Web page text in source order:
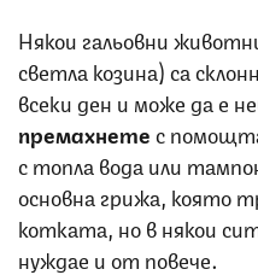
Някои гальовни
светла козина) са
всеки ден и може да е
премахнетес
с топла вода или
основна грижа, която
котката, но в някои
нуждае и от повече.